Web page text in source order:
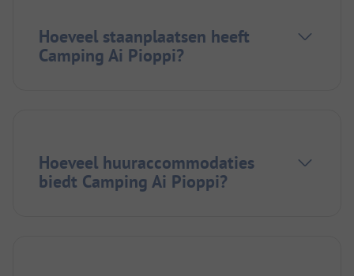
Hoeveel staanplaatsen heeft
Camping Ai Pioppi?
Hoeveel huuraccommodaties
biedt Camping Ai Pioppi?